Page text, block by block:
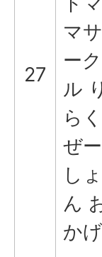
27
マサ
ーク
ル
らく
ぜー
しょ
ん
かげ